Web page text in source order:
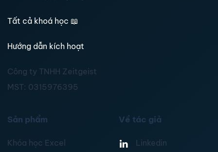
Tất cả khoá học 📖
Hướng dẫn kích hoạt
Công ty TNHH Zeitgeist
MST: 0315976395
Sản phẩm
Khóa học Excel
Về tác giả
Linkedin